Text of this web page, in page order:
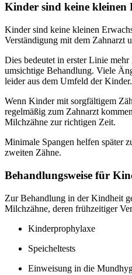
Kinder sind keine kleinen
Kinder sind keine kleinen
Verständigung mit dem Zahnarzt
Dies bedeutet in erster Linie
umsichtige Behandlung. Viele
leider aus dem Umfeld der Kinder.
Wenn Kinder mit sorgfältigem
regelmäßig zum Zahnarzt
Milchzähne zur richtigen Zeit.
Minimale Spangen helfen später
zweiten Zähne.
Behandlungsweise für
Zur Behandlung in der Kindheit
Milchzähne, deren frühzeitiger
Kinderprophylaxe
Speicheltests
Einweisung in die